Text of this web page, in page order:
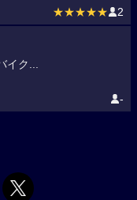
★★★★★ 2
イク...
-